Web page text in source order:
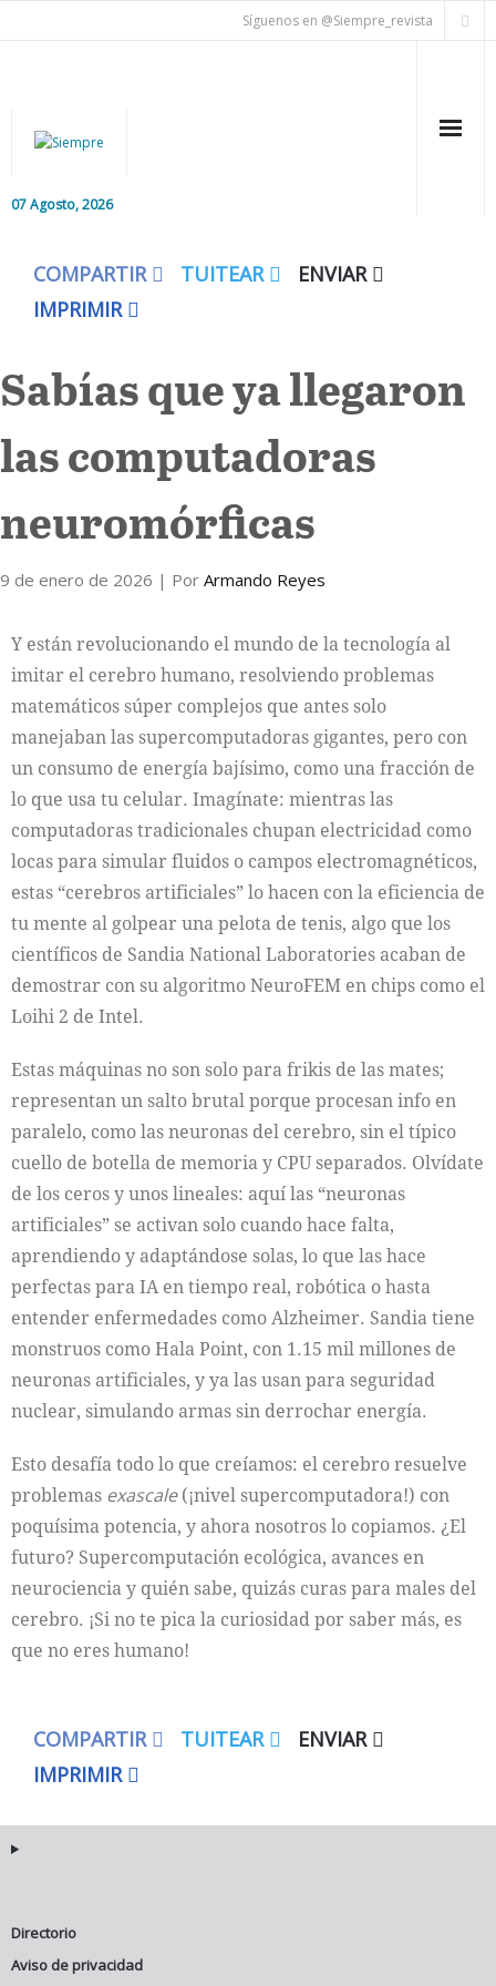
Síguenos en @Siempre_revista
07 Agosto, 2026
Editorial
Colaboradores
Internacional
Cultura
COMPARTIR TUITEAR
ENVIAR
IMPRIMIR
Sabías que ya llegaron
las computadoras
neuromórficas
9 de enero de 2026 | Por Armando Reyes
Y están revolucionando el mundo de la tecnología al
imitar el cerebro humano, resolviendo problemas
matemáticos súper complejos que antes solo
manejaban las supercomputadoras gigantes, pero con
un consumo de energía bajísimo, como una fracción de
lo que usa tu celular. Imagínate: mientras las
computadoras tradicionales chupan electricidad como
locas para simular fluidos o campos electromagnéticos,
estas “cerebros artificiales” lo hacen con la eficiencia de
tu mente al golpear una pelota de tenis, algo que los
científicos de Sandia National Laboratories acaban de
demostrar con su algoritmo NeuroFEM en chips como el
Loihi 2 de Intel.
Estas máquinas no son solo para frikis de las mates;
representan un salto brutal porque procesan info en
paralelo, como las neuronas del cerebro, sin el típico
cuello de botella de memoria y CPU separados. Olvídate
de los ceros y unos lineales: aquí las “neuronas
artificiales” se activan solo cuando hace falta,
aprendiendo y adaptándose solas, lo que las hace
perfectas para IA en tiempo real, robótica o hasta
entender enfermedades como Alzheimer. Sandia tiene
monstruos como Hala Point, con 1.15 mil millones de
neuronas artificiales, y ya las usan para seguridad
nuclear, simulando armas sin derrochar energía.
Esto desafía todo lo que creíamos: el cerebro resuelve
problemas exascale(¡nivel supercomputadora!) con
poquísima potencia, y ahora nosotros lo copiamos. ¿El
futuro? Supercomputación ecológica, avances en
neurociencia y quién sabe, quizás curas para males del
cerebro. ¡Si no te pica la curiosidad por saber más, es
que no eres humano!
COMPARTIR TUITEAR
ENVIAR
IMPRIMIR
Directorio
Aviso de privacidad